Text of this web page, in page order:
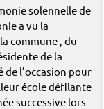
solennelle de
a vu la
commune , du
de la
l’occasion pour
école défilante
successive lors